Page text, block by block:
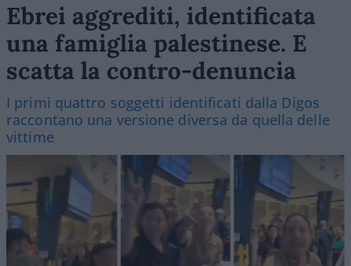
Ebrei aggrediti, identificata
una famiglia palestinese. E
scatta la contro-denuncia
I primi quattro soggetti identificati dalla Digos
raccontano una versione diversa da quella delle
vittime